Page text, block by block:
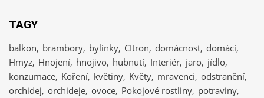
TAGY
balkon brambory bylinky CItron domácnost domácí
Hmyz Hnojení hnojivo hubnutí Interiér jaro jídlo
konzumace Koření květiny Květy mravenci odstranění
orchidej orchideje ovoce Pokojové rostliny potraviny